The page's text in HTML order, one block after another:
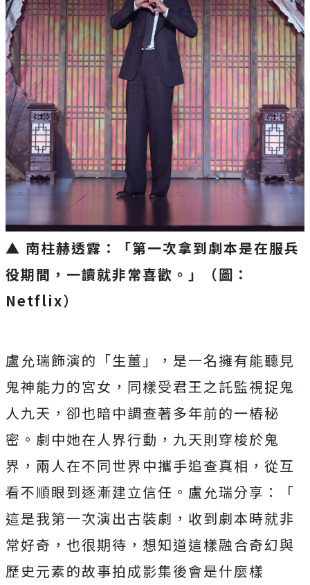
▲ 南柱赫透露：「第一次拿到劇本是在服兵
役期間，一讀就非常喜歡。」（圖：
Netflix）
盧允瑞飾演的「生薑」，是一名擁有能聽見
鬼神能力的宮女， 同樣受君王之託監視捉鬼
人九天， 卻也暗中調查著多年前的一樁秘
密。劇中她在人界行動， 九天則穿梭於鬼
界，兩人在不同世界中攜手追查真相， 從互
看不順眼到逐漸建立信任。盧允瑞分享：「
這是我第一次演出古裝劇，收到劇本時就非
常好奇，也很期待， 想知道這樣融合奇幻與
歷史元素的故事拍成影集後會是什麼樣